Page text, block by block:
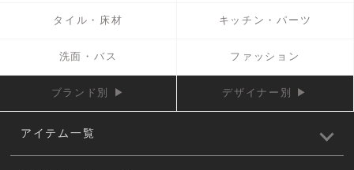
タイル・床材 キッチン・パーツ
洗面・バス ファッション
ブランド別 ▶ デザイナー別 ▶
アイテム一覧